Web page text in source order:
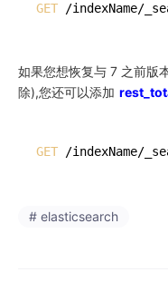
GET /indexName/
如果您想恢复与 7 之前版
除),您还可以添加
GET /indexName/
# elasticsearch